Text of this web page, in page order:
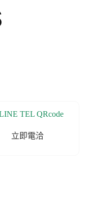
立即電洽